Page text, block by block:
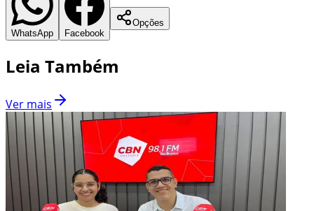
WhatsApp Facebook
Opções
Leia Também
Ver mais